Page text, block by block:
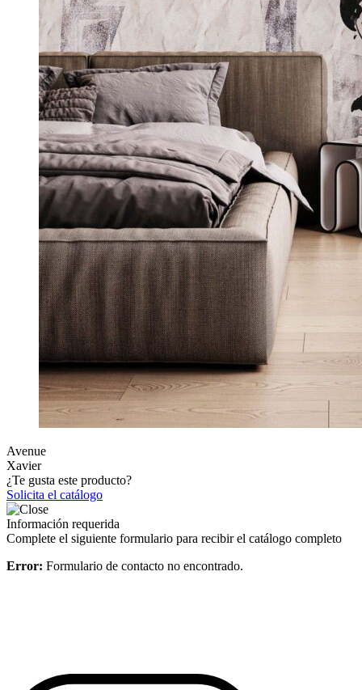
Avenue
Xavier
¿Te gusta este producto?
Solicita el catálogo
Información requerida
Complete el siguiente formulario para recibir el catálogo completo
Error: Formulario de contacto no encontrado.